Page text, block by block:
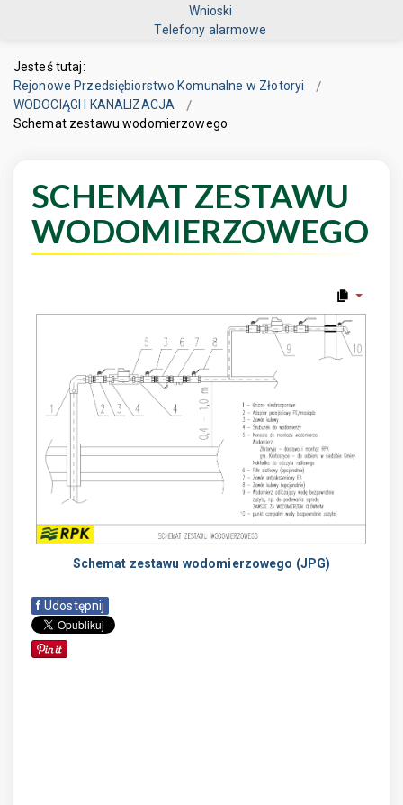
Wnioski
Telefony alarmowe
Jesteś tutaj:
Rejonowe Przedsiębiorstwo Komunalne w Złotoryi
WODOCIĄGI I KANALIZACJA
Schemat zestawu wodomierzowego
SCHEMAT ZESTAWU
WODOMIERZOWEGO
Schemat zestawu wodomierzowego (JPG)
f Udostępnij